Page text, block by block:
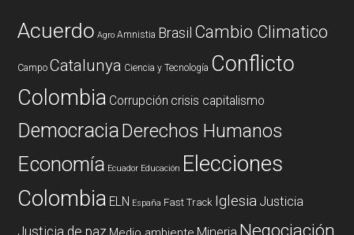
Acuerdo Agro Amnistia Brasil Cambio Climatico
Campo Catalunya Ciencia y Tecnología Conflicto
Colombia Corrupción crisis capitalismo
DemocraciaDerechos Humanos
Economía Ecuador Educación Elecciones
Colombia ELN España Fast Track Iglesia Justicia
Justicia de paz Negociación